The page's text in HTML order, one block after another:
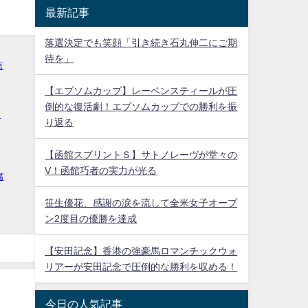
最新記事
落選決定でも笑顔「引き続き石丸伸二にご期
待を」
【エプソムカップ】レーベンスティールが圧
倒的な復活劇！エプソムカップでの勝利を振
り返る
【函館スプリントＳ】サトノレーヴが堂々の
V！函館巧者の実力が光る
笹生優花、感謝の涙を流して全米女子オープ
ン2度目の優勝を達成
【安田記念】香港の強豪馬ロマンチックウォ
リアーが安田記念で圧倒的な勝利を収める！
今日の人気記事